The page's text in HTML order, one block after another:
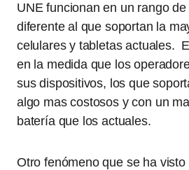
UNE funcionan en un rango
diferente al que soportan la
celulares y tabletas actuales.
en la medida que los
sus dispositivos, los que
algo mas costosos y con un
batería que los actuales.
Otro fenómeno que se ha